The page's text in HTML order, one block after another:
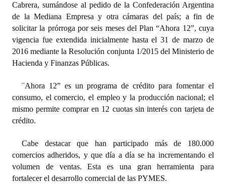
Informes de Unidad Coordinadora
Ejecución Presupuestaria
Actas de Audiencias Públicas
Comunicaciones
Declaraciones
Resoluciones de Presidencia
INSTITUCIONAL
Cabrera, sumándose al pedido de la Confederación Argentina
de la Mediana Empresa y otra cámaras del país; a fin de
solicitar la prórroga por seis meses del Plan “Ahora 12”, cuya
vigencia fue extendida inicialmente hasta el 31 de marzo de
2016 mediante la Resolución conjunta 1/2015 del Ministerio de
Hacienda y Finanzas Públicas.
“Ahora 12” es un programa de crédito para fomentar el
consumo, el comercio, el empleo y la producción nacional; el
mismo permite comprar en 12 cuotas sin interés con tarjeta de
crédito.
Cabe destacar que han participado más de 180.000
comercios adheridos, y que día a día se ha incrementando el
volumen de ventas. Esta es una gran herramienta para
fortalecer el desarrollo comercial de las PYMES.